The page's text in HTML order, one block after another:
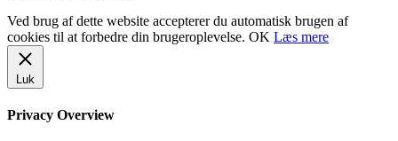
Ved brug af dette website accepterer du automatisk brugen af
cookies til at forbedre din brugeroplevelse. OK Læs mere
Luk
Privacy Overview